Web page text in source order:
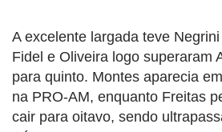
A excelente largada teve
Fidel e Oliveira logo superaram
para quinto. Montes aparecia
na PRO-AM, enquanto Freitas
cair para oitavo, sendo